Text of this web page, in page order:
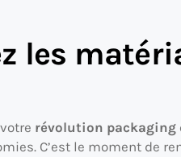
les
révolution packaging
C’est le moment de